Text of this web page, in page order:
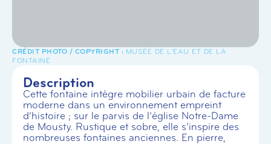
MUSÉE DE L'EAU ET DE LA
FONTAINE
Description
Cette fontaine intègre mobilier urbain de facture
moderne dans un environnement empreint
d’histoire ; sur le parvis de l’église Notre-Dame
de Mousty. Rustique et sobre, elle s’inspire des
nombreuses fontaines anciennes. En pierre,